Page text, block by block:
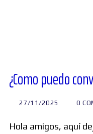
¿Como puedo
27/11/2025 0
Hola amigos, aquí